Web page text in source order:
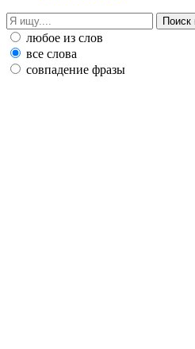
любое из слов
все слова
совпадение фразы